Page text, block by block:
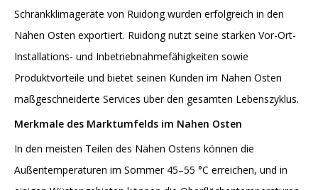
Schrankklimageräte von Ruidong wurden erfolgreich in den
Nahen Osten exportiert. Ruidong nutzt seine starken Vor-Ort-
Installations- und Inbetriebnahmefähigkeiten sowie
Produktvorteile und bietet seinen Kunden im Nahen Osten
maßgeschneiderte Services über den gesamten Lebenszyklus.
Merkmale des Marktumfelds im Nahen Osten
In den meisten Teilen des Nahen Ostens können die
Außentemperaturen im Sommer 45–55 °C erreichen, und in